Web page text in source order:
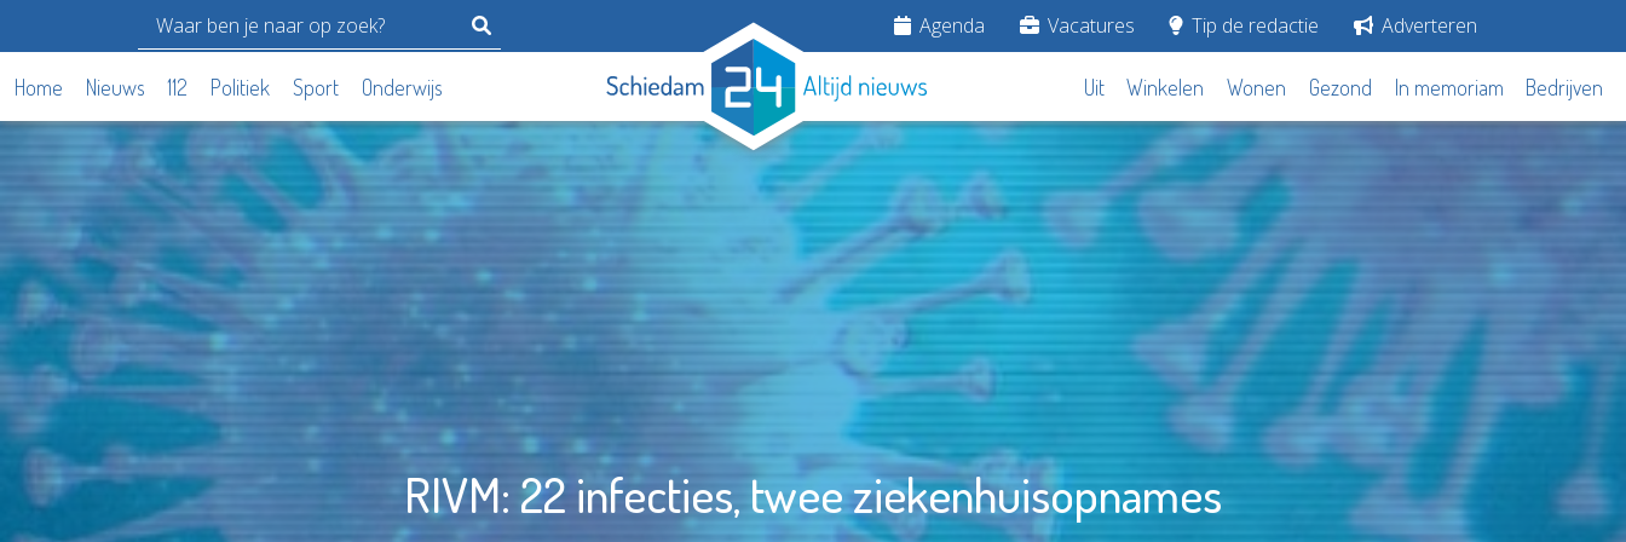
Agenda Vacatures Tip de redactie Adverteren
Home Nieuws 112 Politiek Sport Onderwijs Uit Winkelen Wonen Gezond In memoriam Bedrijven
RIVM: 22 infecties, twee ziekenhuisopnames